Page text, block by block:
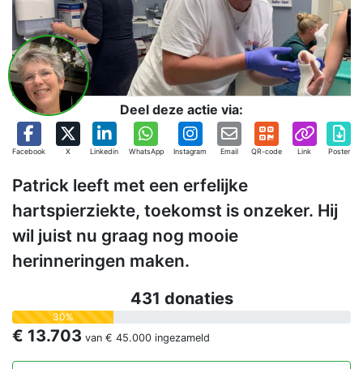
Deel deze actie via:
Facebook X Linkedin WhatsApp Instagram Email QR-code Link Poster
Patrick leeft met een erfelijke
hartspierziekte, toekomst is onzeker. Hij
wil juist nu graag nog mooie
herinneringen maken.
431 donaties
30%
€ 13.703 van € 45.000 ingezameld